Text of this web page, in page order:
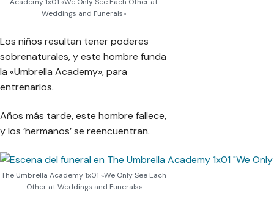
Academy 1x01 «We Only See Each Other at
Weddings and Funerals»
Los niños resultan tener poderes
sobrenaturales, y este hombre funda
la «Umbrella Academy», para
entrenarlos.
Años más tarde, este hombre fallece,
y los ‘hermanos’ se reencuentran.
The Umbrella Academy 1x01 «We Only See Each
Other at Weddings and Funerals»